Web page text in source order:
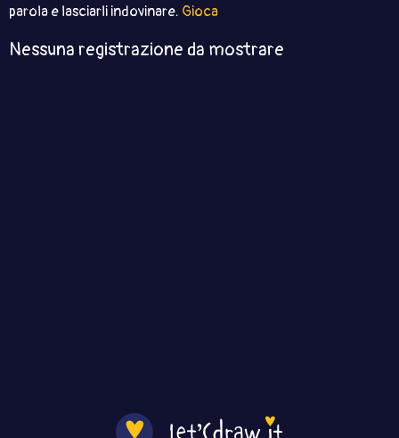
parola e lasciarli indovinare. Gioca
Nessuna registrazione da mostrare